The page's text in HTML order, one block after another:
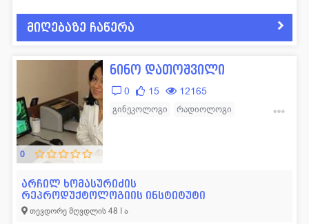
მიღებაზე ჩაწერა
0
ნინო დათოშვილი
0 15 12165
გინეკოლოგი
რადიოლოგი
არჩილ ხომასურიძის
რეპროდუქტოლოგიის ინსტიტუტი
თევდორე მღვდლის 48 I ა